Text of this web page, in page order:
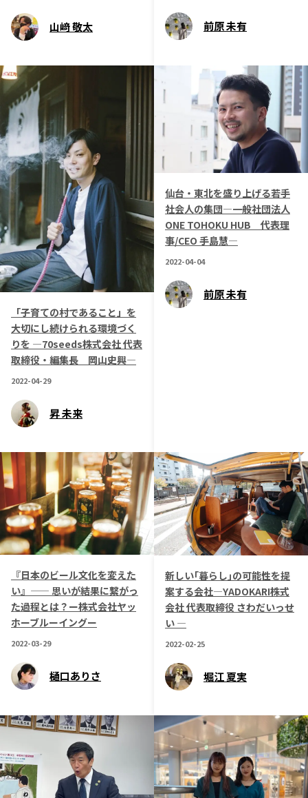
山﨑 敬太 前原 未有
「子育ての村であること」を
大切にし続けられる環境づく
りを ―70seeds株式会社 代表
取締役・編集長 岡山史興―
2022-04-29
昇 未来
仙台・東北を盛り上げる若手
社会人の集団―一般社団法人
ONE TOHOKU HUB 代表理
事/CEO 手島慧―
2022-04-04
前原 未有
『日本のビール文化を変えた
い』—— 思いが結果に繋がっ
た過程とは？ー株式会社ヤッ
ホーブルーイングー
2022-03-29
樋口ありさ
新しい｢暮らし｣の可能性を提
案する会社―YADOKARI株式
会社 代表取締役 さわだいっせ
い ―
2022-02-25
堀江 夏実